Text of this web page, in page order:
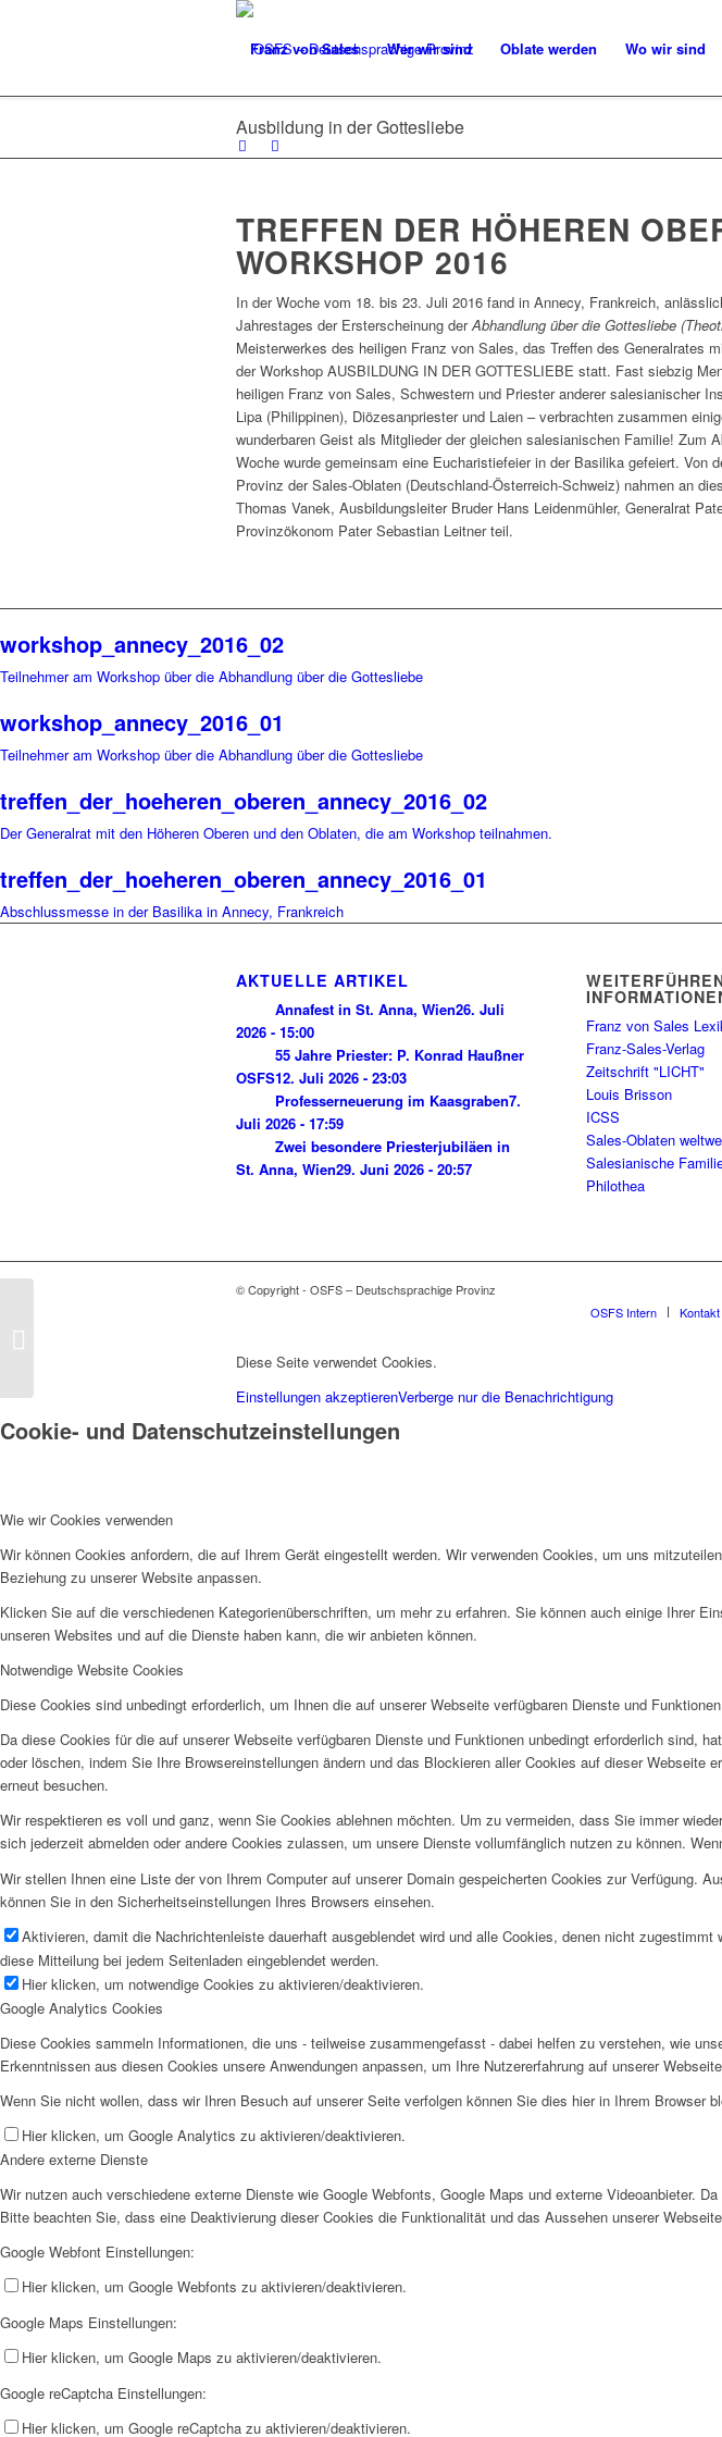
Franz von Sales Wer wir sind Oblate werden Wo wir sind
Ausbildung in der Gottesliebe
TREFFEN DER HÖHEREN
WORKSHOP 2016
In der Woche vom 18. bis 23. Juli 2016 fand in Annecy, Frankreich,
Jahrestages der Ersterscheinung derAbhandlung über die Gottesliebe
Meisterwerkes des heiligen Franz von Sales, das Treffen des Generalrates
der Workshop AUSBILDUNG IN DER GOTTESLIEBE statt. Fast siebzig
heiligen Franz von Sales, Schwestern und Priester anderer salesianischer
Lipa (Philippinen), Diözesanpriester und Laien – verbrachten zusammen
wunderbaren Geist als Mitglieder der gleichen salesianischen Familie! Zum
Woche wurde gemeinsam eine Eucharistiefeier in der Basilika gefeiert. Von
Provinz der Sales-Oblaten (Deutschland-Österreich-Schweiz) nahmen an
Thomas Vanek, Ausbildungsleiter Bruder Hans Leidenmühler, Generalrat
Provinzökonom Pater Sebastian Leitner teil.
workshop_annecy_2016_02
Teilnehmer am Workshop über die Abhandlung über die Gottesliebe
workshop_annecy_2016_01
Teilnehmer am Workshop über die Abhandlung über die Gottesliebe
treffen_der_hoeheren_oberen_annecy_2016_02
Der Generalrat mit den Höheren Oberen und den Oblaten, die am Workshop teilnahmen.
treffen_der_hoeheren_oberen_annecy_2016_01
Abschlussmesse in der Basilika in Annecy, Frankreich
AKTUELLE ARTIKEL
Annafest in St. Anna, Wien26. Juli
2026 - 15:00
55 Jahre Priester: P. Konrad Haußner
OSFS12. Juli 2026 - 23:03
Professerneuerung im Kaasgraben7.
Juli 2026 - 17:59
Zwei besondere Priesterjubiläen in
St. Anna, Wien29. Juni 2026 - 20:57
Franz von Sales
Franz-Sales-Verlag
Zeitschrift "LICHT"
Louis Brisson
ICSS
Sales-Oblaten
Salesianische
Philothea
© Copyright - OSFS – Deutschsprachige Provinz
OSFS Intern
Kontakt
Diese Seite verwendet Cookies.
Einstellungen akzeptierenVerberge nur die Benachrichtigung
Cookie- und Datenschutzeinstellungen
Wie wir Cookies verwenden
Wir können Cookies anfordern, die auf Ihrem Gerät eingestellt werden. Wir verwenden Cookies, um uns
Beziehung zu unserer Website anpassen.
Klicken Sie auf die verschiedenen Kategorienüberschriften, um mehr zu erfahren. Sie können auch einige Ihrer
unseren Websites und auf die Dienste haben kann, die wir anbieten können.
Notwendige Website Cookies
Diese Cookies sind unbedingt erforderlich, um Ihnen die auf unserer Webseite verfügbaren Dienste und
Da diese Cookies für die auf unserer Webseite verfügbaren Dienste und Funktionen unbedingt erforderlich sind,
oder löschen, indem Sie Ihre Browsereinstellungen ändern und das Blockieren aller Cookies auf dieser
erneut besuchen.
Wir respektieren es voll und ganz, wenn Sie Cookies ablehnen möchten. Um zu vermeiden, dass Sie immer
sich jederzeit abmelden oder andere Cookies zulassen, um unsere Dienste vollumfänglich nutzen zu können.
Wir stellen Ihnen eine Liste der von Ihrem Computer auf unserer Domain gespeicherten Cookies zur Verfügung.
können Sie in den Sicherheitseinstellungen Ihres Browsers einsehen.
Aktivieren, damit die Nachrichtenleiste dauerhaft ausgeblendet wird und alle Cookies, denen nicht
diese Mitteilung bei jedem Seitenladen eingeblendet werden.
Hier klicken, um notwendige Cookies zu aktivieren/deaktivieren.
Google Analytics Cookies
Diese Cookies sammeln Informationen, die uns - teilweise zusammengefasst - dabei helfen zu verstehen, wie
Erkenntnissen aus diesen Cookies unsere Anwendungen anpassen, um Ihre Nutzererfahrung auf unserer
Wenn Sie nicht wollen, dass wir Ihren Besuch auf unserer Seite verfolgen können Sie dies hier in Ihrem Browser
Hier klicken, um Google Analytics zu aktivieren/deaktivieren.
Andere externe Dienste
Wir nutzen auch verschiedene externe Dienste wie Google Webfonts, Google Maps und externe Videoanbieter.
Bitte beachten Sie, dass eine Deaktivierung dieser Cookies die Funktionalität und das Aussehen unserer
Google Webfont Einstellungen:
Hier klicken, um Google Webfonts zu aktivieren/deaktivieren.
Google Maps Einstellungen:
Hier klicken, um Google Maps zu aktivieren/deaktivieren.
Google reCaptcha Einstellungen:
Hier klicken, um Google reCaptcha zu aktivieren/deaktivieren.